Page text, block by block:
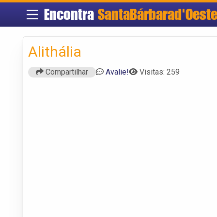
Encontra SantaBárbarad'Oeste
Alithália
Compartilhar Avalie! Visitas: 259